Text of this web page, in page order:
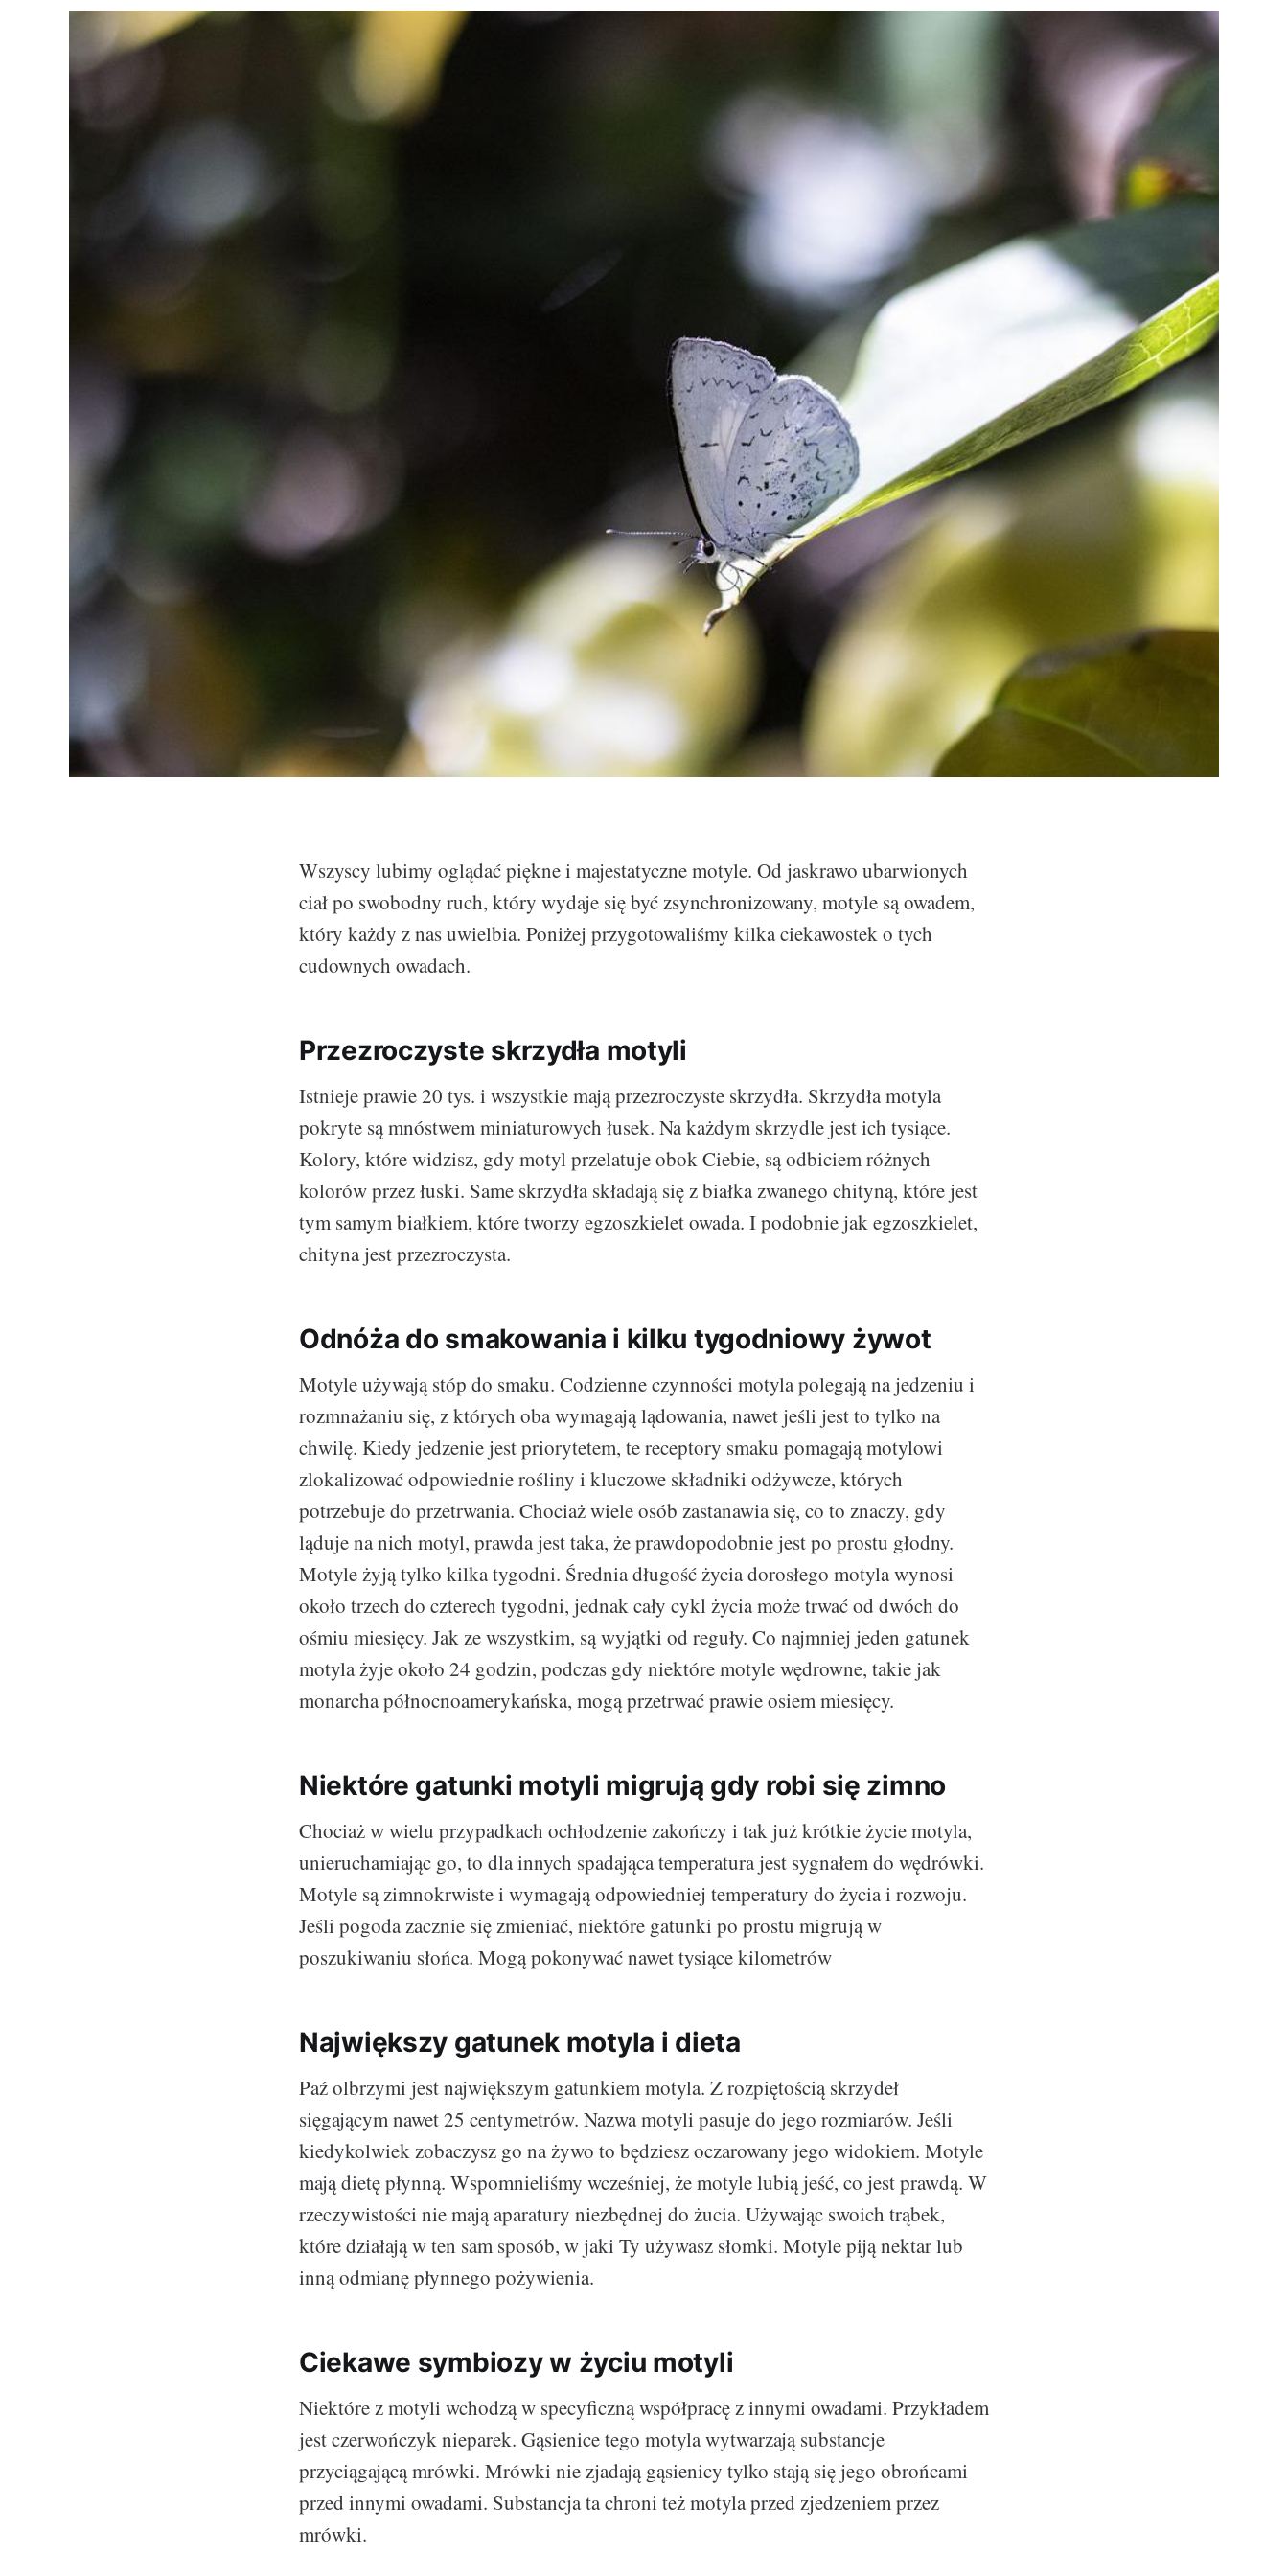
Wszyscy lubimy oglądać piękne i majestatyczne motyle. Od jaskrawo ubarwionych
ciał po swobodny ruch, który wydaje się być zsynchronizowany, motyle są owadem,
który każdy z nas uwielbia. Poniżej przygotowaliśmy kilka ciekawostek o tych
cudownych owadach.
Przezroczyste skrzydła motyli
Istnieje prawie 20 tys. i wszystkie mają przezroczyste skrzydła. Skrzydła motyla
pokryte są mnóstwem miniaturowych łusek. Na każdym skrzydle jest ich tysiące.
Kolory, które widzisz, gdy motyl przelatuje obok Ciebie, są odbiciem różnych
kolorów przez łuski. Same skrzydła składają się z białka zwanego chityną, które jest
tym samym białkiem, które tworzy egzoszkielet owada. I podobnie jak egzoszkielet,
chityna jest przezroczysta.
Odnóża do smakowania i kilku tygodniowy żywot
Motyle używają stóp do smaku. Codzienne czynności motyla polegają na jedzeniu i
rozmnażaniu się, z których oba wymagają lądowania, nawet jeśli jest to tylko na
chwilę. Kiedy jedzenie jest priorytetem, te receptory smaku pomagają motylowi
zlokalizować odpowiednie rośliny i kluczowe składniki odżywcze, których
potrzebuje do przetrwania. Chociaż wiele osób zastanawia się, co to znaczy, gdy
ląduje na nich motyl, prawda jest taka, że prawdopodobnie jest po prostu głodny.
Motyle żyją tylko kilka tygodni. Średnia długość życia dorosłego motyla wynosi
około trzech do czterech tygodni, jednak cały cykl życia może trwać od dwóch do
ośmiu miesięcy. Jak ze wszystkim, są wyjątki od reguły. Co najmniej jeden gatunek
motyla żyje około 24 godzin, podczas gdy niektóre motyle wędrowne, takie jak
monarcha północnoamerykańska, mogą przetrwać prawie osiem miesięcy.
Niektóre gatunki motyli migrują gdy robi się zimno
Chociaż w wielu przypadkach ochłodzenie zakończy i tak już krótkie życie motyla,
unieruchamiając go, to dla innych spadająca temperatura jest sygnałem do wędrówki.
Motyle są zimnokrwiste i wymagają odpowiedniej temperatury do życia i rozwoju.
Jeśli pogoda zacznie się zmieniać, niektóre gatunki po prostu migrują w
poszukiwaniu słońca. Mogą pokonywać nawet tysiące kilometrów
Największy gatunek motyla i dieta
Paź olbrzymi jest największym gatunkiem motyla. Z rozpiętością skrzydeł
sięgającym nawet 25 centymetrów. Nazwa motyli pasuje do jego rozmiarów. Jeśli
kiedykolwiek zobaczysz go na żywo to będziesz oczarowany jego widokiem. Motyle
mają dietę płynną. Wspomnieliśmy wcześniej, że motyle lubią jeść, co jest prawdą. W
rzeczywistości nie mają aparatury niezbędnej do żucia. Używając swoich trąbek,
które działają w ten sam sposób, w jaki Ty używasz słomki. Motyle piją nektar lub
inną odmianę płynnego pożywienia.
Ciekawe symbiozy w życiu motyli
Niektóre z motyli wchodzą w specyficzną współpracę z innymi owadami. Przykładem
jest czerwończyk nieparek. Gąsienice tego motyla wytwarzają substancje
przyciągającą mrówki. Mrówki nie zjadają gąsienicy tylko stają się jego obrońcami
przed innymi owadami. Substancja ta chroni też motyla przed zjedzeniem przez
mrówki.